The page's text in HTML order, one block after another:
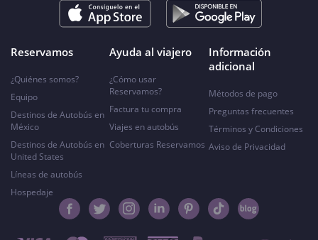
Reservamos
¿Quiénes somos?
Equipo
Destinos de Autobús en
México
Destinos de Autobús en
United States
Líneas de autobús
Hospedaje
Ayuda al viajero
¿Cómo usar
Reservamos?
Factura tu compra
Viajes en autobús
Coberturas Reservamos
Información
adicional
Métodos de pago
Preguntas frecuentes
Términos y Condiciones
Aviso de Privacidad